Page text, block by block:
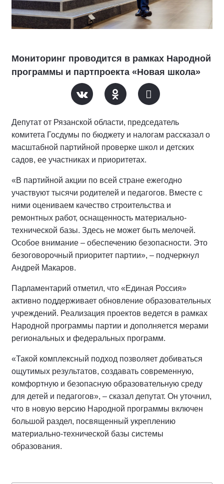
Мониторинг проводится в рамках Народной
программы и партпроекта «Новая школа»
Депутат от Рязанской области, председатель
комитета Госдумы по бюджету и налогам рассказал о
масштабной партийной проверке школ и детских
садов, ее участниках и приоритетах.
«В партийной акции по всей стране ежегодно
участвуют тысячи родителей и педагогов. Вместе с
ними оцениваем качество строительства и
ремонтных работ, оснащенность материально-
технической базы. Здесь не может быть мелочей.
Особое внимание – обеспечению безопасности. Это
безоговорочный приоритет партии», – подчеркнул
Андрей Макаров.
Парламентарий отметил, что «Единая Россия»
активно поддерживает обновление образовательных
учреждений. Реализация проектов ведется в рамках
Народной программы партии и дополняется мерами
региональных и федеральных программ.
«Такой комплексный подход позволяет добиваться
ощутимых результатов, создавать современную,
комфортную и безопасную образовательную среду
для детей и педагогов», – сказал депутат. Он уточнил,
что в новую версию Народной программы включен
большой раздел, посвященный укреплению
материально-технической базы системы
образования.